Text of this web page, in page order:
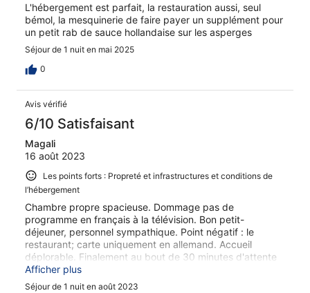
L'hébergement est parfait, la restauration aussi, seul
bémol, la mesquinerie de faire payer un supplément pour
un petit rab de sauce hollandaise sur les asperges
Séjour de 1 nuit en mai 2025
0
Avis vérifié
6/10 Satisfaisant
Magali
16 août 2023
Les points forts : Propreté et infrastructures et conditions de
l’hébergement
Chambre propre spacieuse. Dommage pas de
programme en français à la télévision. Bon petit-
déjeuner, personnel sympathique. Point négatif : le
restaurant; carte uniquement en allemand. Accueil
déplorable. Finalement au bout de 30 minutes d'attente
sans que quelqu'un vienne prendre la commande nous
sommes partis manger ailleurs.
Afficher plus
Séjour de 1 nuit en août 2023